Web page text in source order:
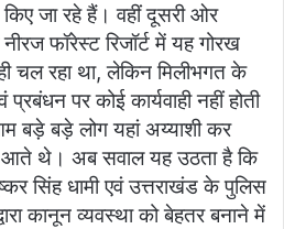
जा रहे हैं। वहीं दूसरी ओर
फॉरेस्ट रिजॉर्ट में यह गोरख
चल रहा था, लेकिन मिलीभगत के
पर कोई कार्यवाही नहीं होती
बड़े बड़े लोग यहां अय्याशी कर
थे। अब सवाल यह उठता है कि
सिंह धामी एवं उत्तराखंड के पुलिस
कानून व्यवस्था को बेहतर बनाने में